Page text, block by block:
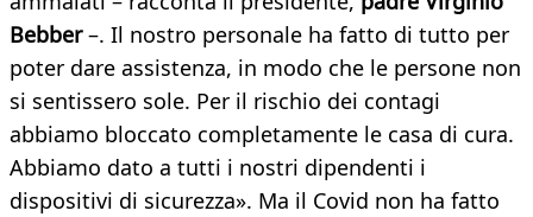
Bebber–. Il nostro personale ha fatto di tutto per
poter dare assistenza, in modo che le persone non
si sentissero sole. Per il rischio dei contagi
abbiamo bloccato completamente le casa di cura.
Abbiamo dato a tutti i nostri dipendenti i
dispositivi di sicurezza». Ma il Covid non ha fatto